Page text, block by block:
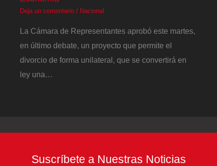
Deja un comentario / Nacional
La Cámara de Representantes aprobó este martes,
en último debate, un proyecto que permite el
divorcio de forma unilateral, que se convertirá en
ley una…
Suscríbete a Nuestras Noticias